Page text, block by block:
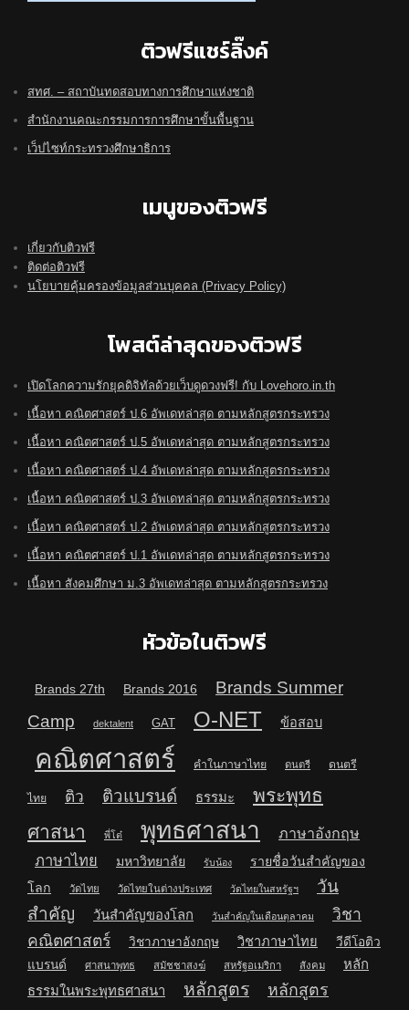
ติวฟรีแชร์ลิ๊งค์
สทศ. – สถาบันทดสอบทางการศึกษาแห่งชาติ
สำนักงานคณะกรรมการการศึกษาขั้นพื้นฐาน
เว็ปไซท์กระทรวงศึกษาธิการ
เมนูของติวฟรี
เกี่ยวกับติวฟรี
ติดต่อติวฟรี
นโยบายคุ้มครองข้อมูลส่วนบุคคล (Privacy Policy)
โพสต์ล่าสุดของติวฟรี
เปิดโลกความรักยุคดิจิทัลด้วยเว็บดูดวงฟรี! กับ Lovehoro.in.th
เนื้อหา คณิตศาสตร์ ป.6 อัพเดทล่าสุด ตามหลักสูตรกระทรวง
เนื้อหา คณิตศาสตร์ ป.5 อัพเดทล่าสุด ตามหลักสูตรกระทรวง
เนื้อหา คณิตศาสตร์ ป.4 อัพเดทล่าสุด ตามหลักสูตรกระทรวง
เนื้อหา คณิตศาสตร์ ป.3 อัพเดทล่าสุด ตามหลักสูตรกระทรวง
เนื้อหา คณิตศาสตร์ ป.2 อัพเดทล่าสุด ตามหลักสูตรกระทรวง
เนื้อหา คณิตศาสตร์ ป.1 อัพเดทล่าสุด ตามหลักสูตรกระทรวง
เนื้อหา สังคมศึกษา ม.3 อัพเดทล่าสุด ตามหลักสูตรกระทรวง
หัวข้อในติวฟรี
Brands 27th Brands 2016
Brands Summer
Camp
dektalent GAT O-NET ข้อสอบ
คณิตศาสตร์ คำในภาษาไทย ดนตรี ดนตรี
ไทย ติว ติวแบรนด์ ธรรมะ
พระพุทธ
ศาสนา
พี่โต๋ พุทธศาสนา ภาษาอังกฤษ
ภาษาไทย มหาวิทยาลัย รับน้อง
รายชื่อวันสำคัญของ
โลก
วัดไทย วัดไทยในต่างประเทศ วัดไทยในสหรัฐฯ
วัน
สำคัญ
วันสำคัญของโลก วันสำคัญในเดือนตุลาคม
วิชา
คณิตศาสตร์
วิชาภาษาอังกฤษ วิชาภาษาไทย
วีดีโอติว
แบรนด์
ศาสนาพุทธ สมัชชาสงฆ์ สหรัฐอเมริกา สังคม
หลัก
ธรรมในพระพุทธศาสนา
หลักสูตร
หลักสูตร